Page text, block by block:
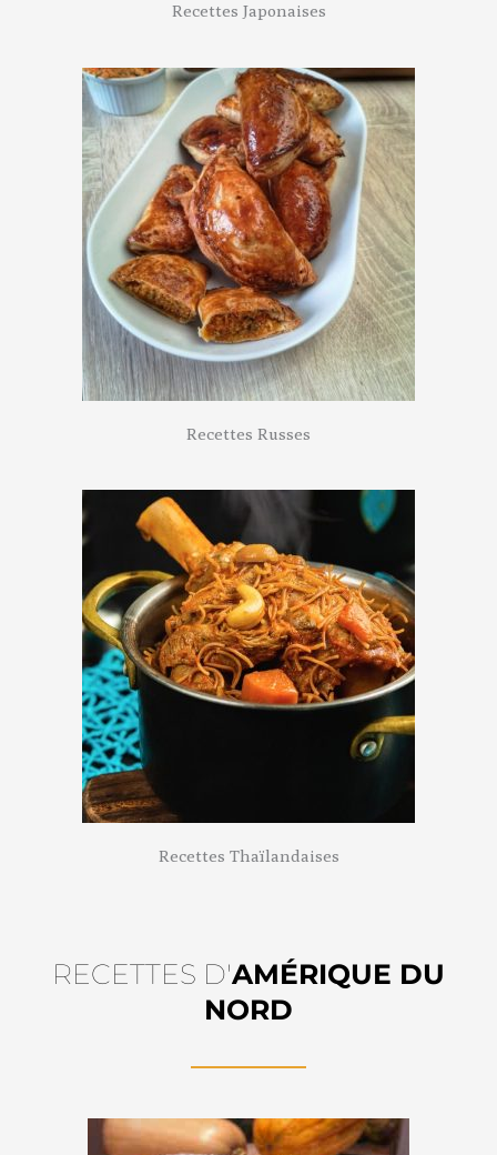
Recettes Japonaises
Recettes Russes
Recettes Thaïlandaises
RECETTES D'AMÉRIQUE DU
NORD